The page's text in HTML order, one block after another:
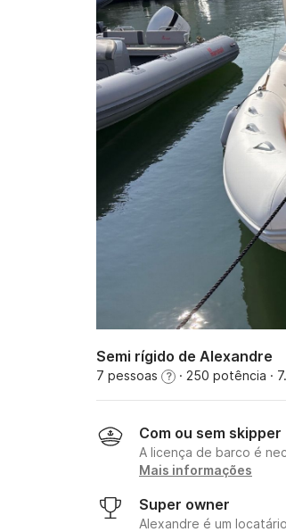
Semi rígido de Alexandre
7 pessoas ? · 250 potência ·
Com ou sem skipper
A licença de barco é
Mais informações
Super owner
Alexandre é um